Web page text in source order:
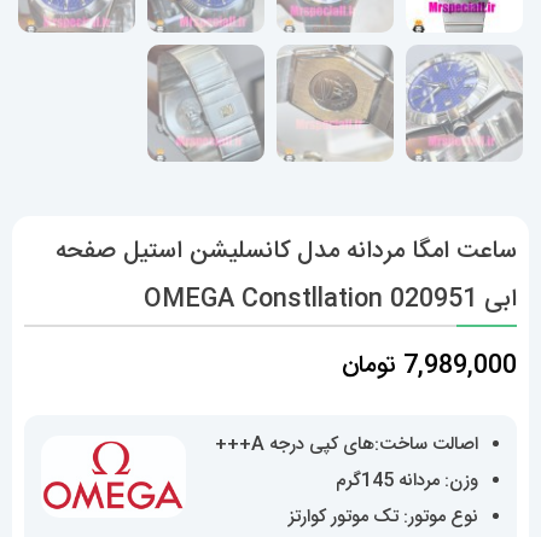
ساعت امگا مردانه مدل کانسلیشن استیل صفحه
ابی OMEGA Constllation 020951
7,989,000 تومان
اصالت ساخت:های کپی درجه A+++
وزن: مردانه 145گرم
نوع موتور: تک موتور کوارتز